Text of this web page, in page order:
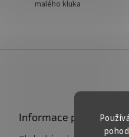
malého kluka
Informace pro vás